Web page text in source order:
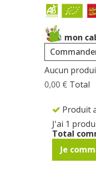
mon
Aucun
0,00 € Total
Produit
J'ai 1
Total
Je
Cookies management